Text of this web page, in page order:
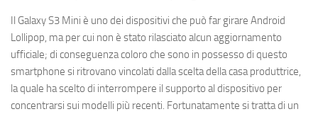
Il Galaxy S3 Mini è uno dei dispositivi che può far girare Android
Lollipop, ma per cui non è stato rilasciato alcun aggiornamento
ufficiale; di conseguenza coloro che sono in possesso di questo
smartphone si ritrovano vincolati dalla scelta della casa produttrice,
la quale ha scelto di interrompere il supporto al dispositivo per
concentrarsi sui modelli più recenti. Fortunatamente si tratta di un